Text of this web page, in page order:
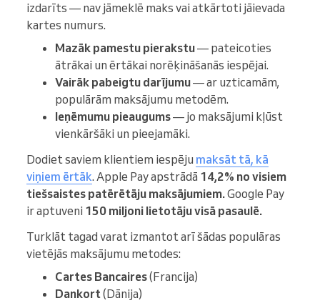
izdarīts — nav jāmeklē maks vai atkārtoti jāievada
kartes numurs.
Mazāk pamestu pierakstu— pateicoties
ātrākai un ērtākai norēķināšanās iespējai.
Vairāk pabeigtu darījumu— ar uzticamām,
populārām maksājumu metodēm.
Ieņēmumu pieaugums— jo maksājumi kļūst
vienkāršāki un pieejamāki.
Dodiet saviem klientiem iespēju maksāt tā, kā
viņiem ērtāk. Apple Pay apstrādā 14,2% no visiem
tiešsaistes patērētāju maksājumiem.Google Pay
ir aptuveni 150 miljoni lietotāju visā pasaulē.
Turklāt tagad varat izmantot arī šādas populāras
vietējās maksājumu metodes:
Cartes Bancaires(Francija)
Dankort(Dānija)